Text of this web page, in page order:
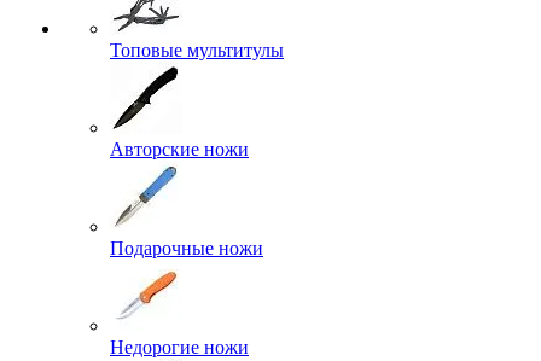
Топовые мультитулы
Авторские ножи
Подарочные ножи
Недорогие ножи